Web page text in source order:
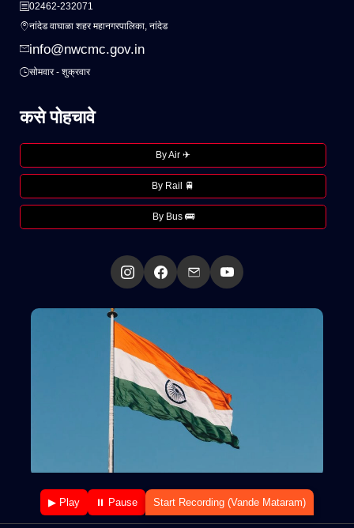
02462-232071
नांदेड वाघाळा शहर महानगरपालिका, नांदेड
info@nwcmc.gov.in
सोमवार - शुक्रवार
कसे पोहचावे
By Air ✈
By Rail 🚆
By Bus 🚌
▶ Play ⏸ Pause Start Recording (Vande Mataram)